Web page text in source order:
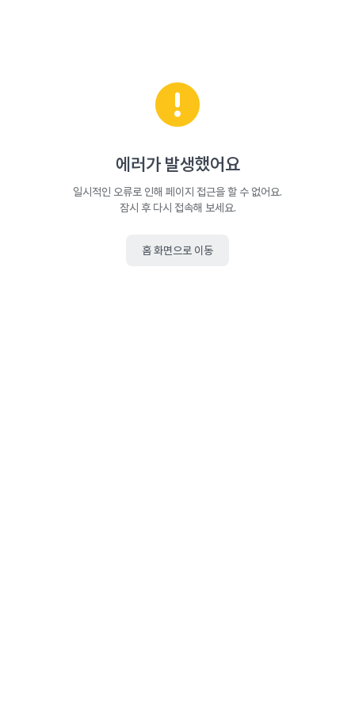
에러가 발생했어요
일시적인 오류로 인해 페이지 접근을 할 수 없어요.
잠시 후 다시 접속해 보세요.
홈 화면으로 이동